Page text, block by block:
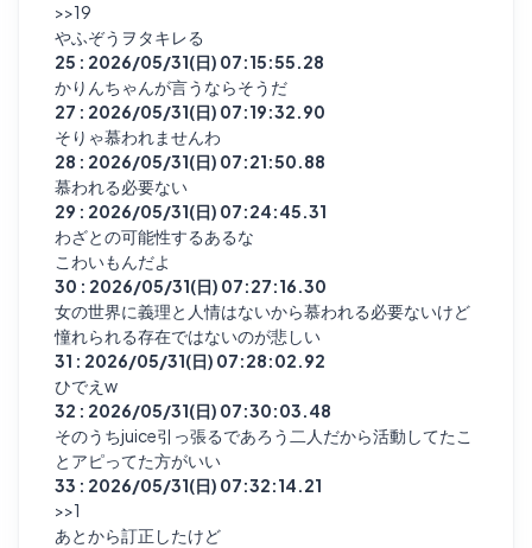
>>19
やふぞうヲタキレる
25 : 2026/05/31(日) 07:15:55.28
かりんちゃんが言うならそうだ
27 : 2026/05/31(日) 07:19:32.90
そりゃ慕われませんわ
28 : 2026/05/31(日) 07:21:50.88
慕われる必要ない
29 : 2026/05/31(日) 07:24:45.31
わざとの可能性するあるな
こわいもんだよ
30 : 2026/05/31(日) 07:27:16.30
女の世界に義理と人情はないから慕われる必要ないけど
憧れられる存在ではないのが悲しい
31 : 2026/05/31(日) 07:28:02.92
ひでえw
32 : 2026/05/31(日) 07:30:03.48
そのうちjuice引っ張るであろう二人だから活動してたこ
とアピってた方がいい
33 : 2026/05/31(日) 07:32:14.21
>>1
あとから訂正したけど